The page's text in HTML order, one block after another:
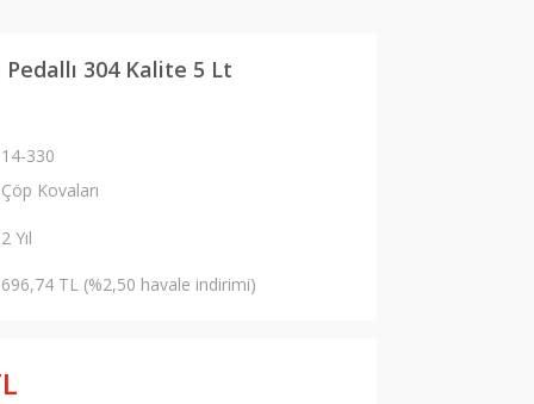
Pedallı 304 Kalite 5 Lt
14-330
Çöp Kovaları
2 Yıl
696,74 TL (%2,50 havale indirimi)